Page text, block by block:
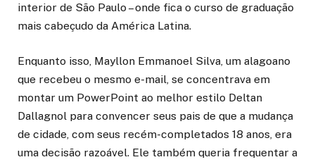
interior de São Paulo – onde fica o curso de graduação
mais cabeçudo da América Latina.
Enquanto isso, Mayllon Emmanoel Silva, um alagoano
que recebeu o mesmo e-mail, se concentrava em
montar um PowerPoint ao melhor estilo Deltan
Dallagnol para convencer seus pais de que a mudança
de cidade, com seus recém-completados 18 anos, era
uma decisão razoável. Ele também queria frequentar a